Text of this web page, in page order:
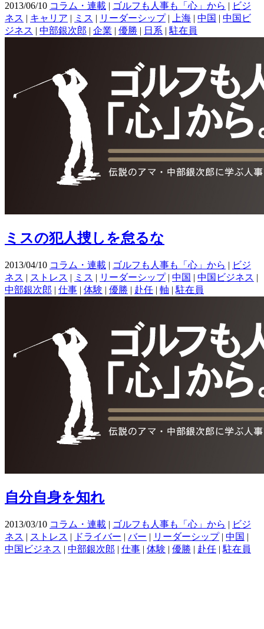
2013/06/10 コラム・連載 | ゴルフも人事も「心」から | ビジ
ネス | キャリア | ミス | リーダーシップ| 上海 | 中国 | 中国ビ
ジネス | 中部銀次郎 | 企業 | 優勝 | 日系 | 駐在員
ミスの犯人捜しを怠るな
2013/04/10 コラム・連載 | ゴルフも人事も「心」から | ビジ
ネス | ストレス | ミス | リーダーシップ| 中国 | 中国ビジネス |
中部銀次郎 | 仕事 | 体験 | 優勝 | 赴任 | 軸 | 駐在員
自分自身を知れ
2013/03/10 コラム・連載 | ゴルフも人事も「心」から | ビジ
ネス | ストレス | ドライバー | バー | リーダーシップ| 中国 |
中国ビジネス | 中部銀次郎 | 仕事 | 体験 | 優勝 | 赴任 | 駐在員